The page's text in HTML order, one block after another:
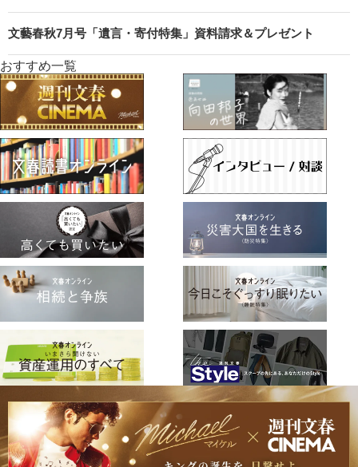
文藝春秋7月号「遺言・寄付特集」資料請求＆プレゼント
おすすめ一覧